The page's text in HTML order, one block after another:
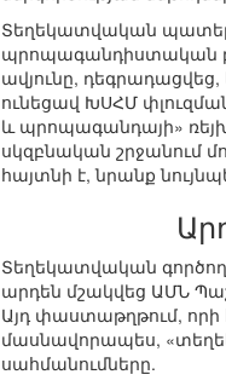
Տեղեկատվական
պրոպագանդիստական
ավյունը,
ունեցավ ԽՍՀՄ
և պրոպագանդայի»
սկզբնական շրջանում
հայտնի է, նրանք
Տեղեկատվական
արդեն մշակվեց ԱՄՆ
Այդ փաստաթղթում, որի
մասնավորապես,
սահմանումները.